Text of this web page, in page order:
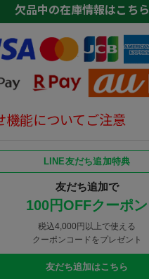
欠品中の在庫情報はこちら
能についてご注意
LINE友だち追加特典
友だち追加で
100円OFFクーポン
税込4,000円以上で使える
クーポンコードをプレゼント
友だち追加はこちら